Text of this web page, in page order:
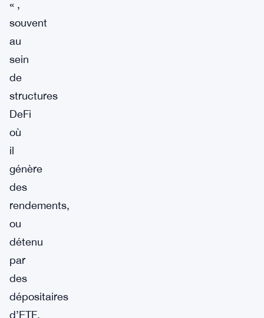
« ,
souvent
au
sein
de
structures
DeFi
où
il
génère
des
rendements,
ou
détenu
par
des
dépositaires
d’ETF,